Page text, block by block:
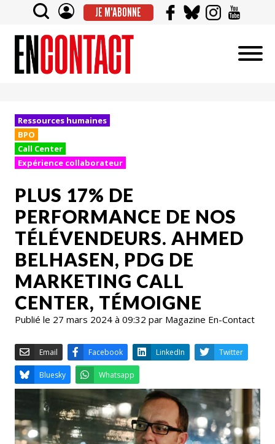
JE M'ABONNE
Ressources humaines
BPO
Call Center
Expérience collaborateur
PLUS 17% DE
PERFORMANCE DE NOS
TÉLÉVENDEURS. AHMED
BELHASEN, PDG DE
MARKETING CALL
CENTER, TÉMOIGNE
Publié le 27 mars 2024 à 09:32 par Magazine En-Contact
Email Facebook LinkedIn